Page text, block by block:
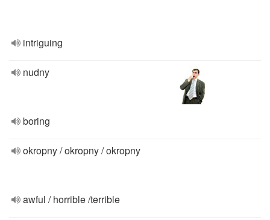
intriguing
nudny
boring
okropny / okropny / okropny
awful / horrible /terrible